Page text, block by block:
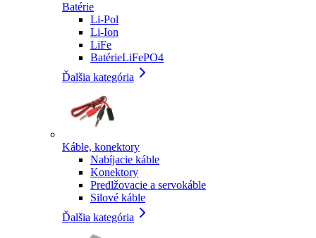
Batérie
Li-Pol
Li-Ion
LiFe
BatérieLiFePO4
Ďalšia kategória
Káble, konektory
Nabíjacie káble
Konektory
Predlžovacie a servokáble
Silové káble
Ďalšia kategória